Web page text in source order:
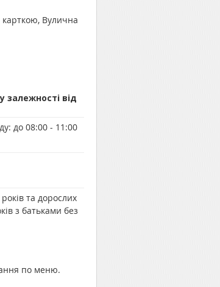
карткою, Вулична
залежності від
до 08:00 - 11:00
та дорослих
з батьками без
по меню.